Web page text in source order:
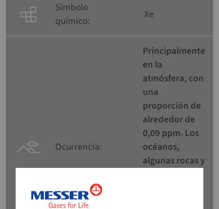
Símbolo
químico:
Xe
Ocurrencia:
Principalmente
en la
atmósfera, con
una
proporción de
alrededor de
0,09 ppm. Los
océanos,
algunas rocas y